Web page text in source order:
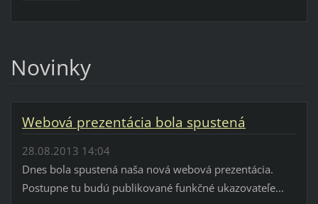
Novinky
Webová prezentácia bola spustená
28.08.2013 14:04
Dnes bola spustená naša nová webová prezentácia.
Postupne tu budú publikované funkčné ukazovateľe...